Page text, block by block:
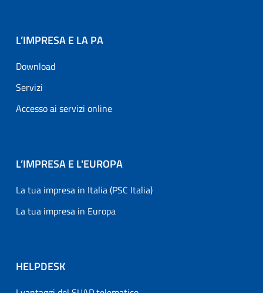
L’IMPRESA E LA PA
Download
Servizi
Accesso ai servizi online
L’IMPRESA E L'EUROPA
La tua impresa in Italia (PSC Italia)
La tua impresa in Europa
HELPDESK